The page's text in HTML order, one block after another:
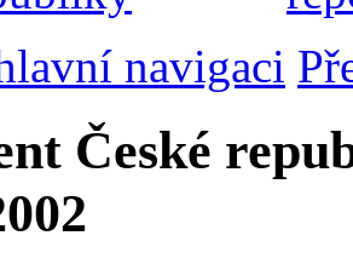
navigaci
České